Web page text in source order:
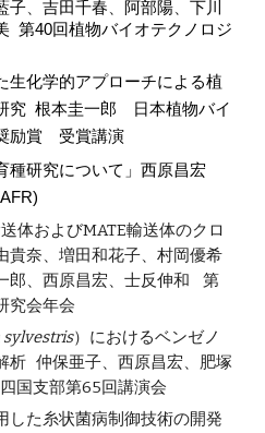
子、吉田千春、 阿部陽、下川
第40回植物バイオテクノロジ
生化学的アプローチによる植
究根本圭一郎
日本植物バイ
励賞 受賞講演
種研究について」西原昌宏
体およびMATE輸送体のクロ
奈、増田和花子、村岡優希
郎、西原昌宏、士反伸和 第
究会年会
）におけるベンゼノ
析 仲保亜子、西原昌宏、肥塚
国支部第65回講演会
した糸状菌病制御技術の開発